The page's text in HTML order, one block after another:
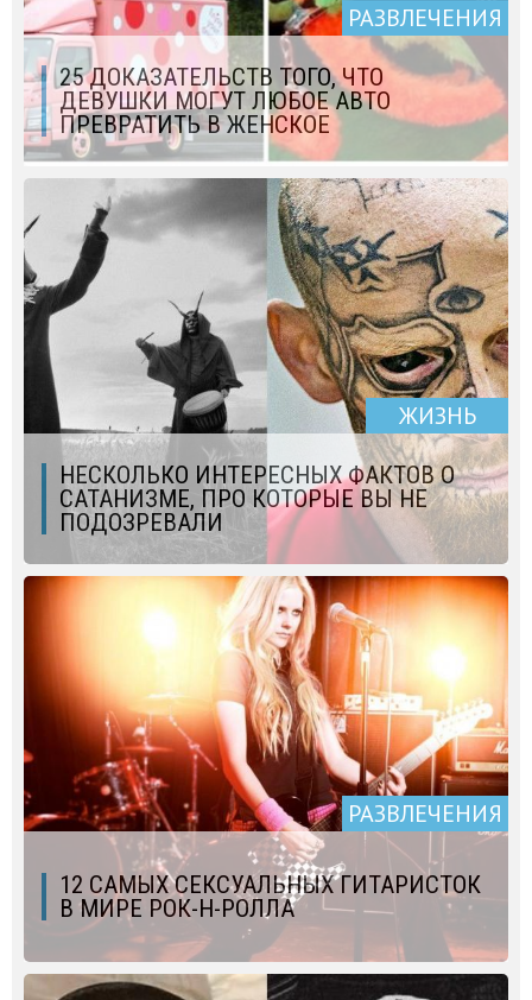
РАЗВЛЕЧЕНИЯ
25 ДОКАЗАТЕЛЬСТВ ТОГО, ЧТО
ДЕВУШКИ МОГУТ ЛЮБОЕ АВТО
ПРЕВРАТИТЬ В ЖЕНСКОЕ
ЖИЗНЬ
НЕСКОЛЬКО ИНТЕРЕСНЫХ ФАКТОВ О
САТАНИЗМЕ, ПРО КОТОРЫЕ ВЫ НЕ
ПОДОЗРЕВАЛИ
РАЗВЛЕЧЕНИЯ
12 САМЫХ СЕКСУАЛЬНЫХ ГИТАРИСТОК
В МИРЕ РОК-Н-РОЛЛА